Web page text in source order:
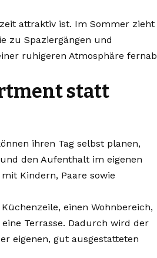
attraktiv ist. Im Sommer zieht
zu Spaziergängen und
ruhigeren Atmosphäre fernab
statt
ihren Tag selbst planen,
den Aufenthalt im eigenen
Kindern, Paare sowie
einen Wohnbereich,
Terrasse. Dadurch wird der
eigenen, gut ausgestatteten